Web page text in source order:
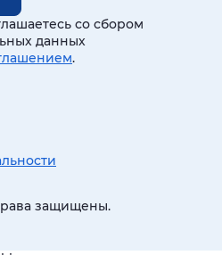
со сбором
данных
.
защищены.